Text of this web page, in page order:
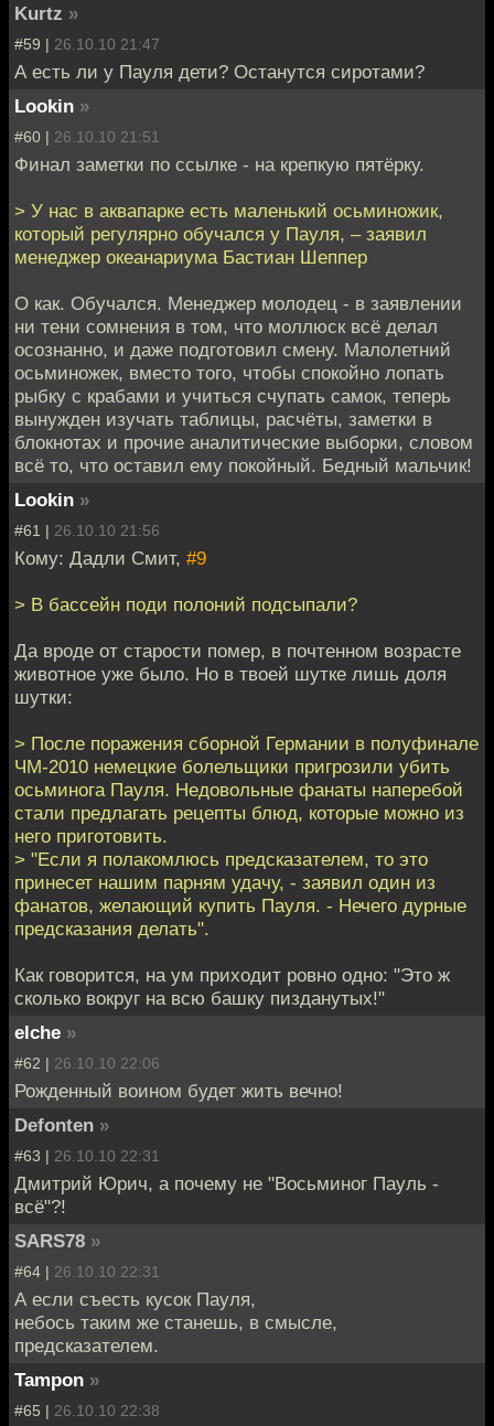
Kurtz »
#59 | 26.10.10 21:47
А есть ли у Пауля дети? Останутся сиротами?
Lookin »
#60 | 26.10.10 21:51
Финал заметки по ссылке - на крепкую пятёрку.
> У нас в аквапарке есть маленький осьминожик,
который регулярно обучался у Пауля, – заявил
менеджер океанариума Бастиан Шеппер
О как. Обучался. Менеджер молодец - в заявлении
ни тени сомнения в том, что моллюск всё делал
осознанно, и даже подготовил смену. Малолетний
осьминожек, вместо того, чтобы спокойно лопать
рыбку с крабами и учиться счупать самок, теперь
вынужден изучать таблицы, расчёты, заметки в
блокнотах и прочие аналитические выборки, словом
всё то, что оставил ему покойный. Бедный мальчик!
Lookin »
#61 | 26.10.10 21:56
Кому: Дадли Смит, #9
> В бассейн поди полоний подсыпали?
Да вроде от старости помер, в почтенном возрасте
животное уже было. Но в твоей шутке лишь доля
шутки:
> После поражения сборной Германии в полуфинале
ЧМ-2010 немецкие болельщики пригрозили убить
осьминога Пауля. Недовольные фанаты наперебой
стали предлагать рецепты блюд, которые можно из
него приготовить.
> "Если я полакомлюсь предсказателем, то это
принесет нашим парням удачу, - заявил один из
фанатов, желающий купить Пауля. - Нечего дурные
предсказания делать".
Как говорится, на ум приходит ровно одно: "Это ж
сколько вокруг на всю башку пизданутых!"
elche »
#62 | 26.10.10 22:06
Рожденный воином будет жить вечно!
Defonten »
#63 | 26.10.10 22:31
Дмитрий Юрич, а почему не "Восьминог Пауль -
всё"?!
SARS78 »
#64 | 26.10.10 22:31
А если съесть кусок Пауля,
небось таким же станешь, в смысле,
предсказателем.
Tampon »
#65 | 26.10.10 22:38